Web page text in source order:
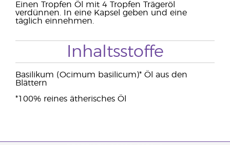
Einen Tropfen Öl mit 4 Tropfen Trägeröl
verdünnen. In eine Kapsel geben und eine
täglich einnehmen.
Inhaltsstoffe
Basilikum (Ocimum basilicum)* Öl aus den
Blättern
*100% reines ätherisches Öl